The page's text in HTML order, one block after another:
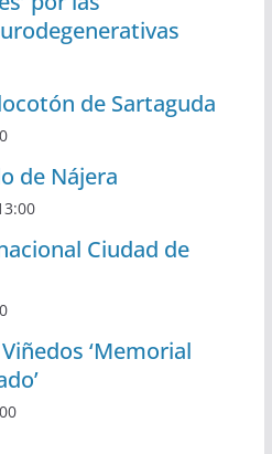
de Sartaguda
de Nájera
Ciudad de
‘Memorial